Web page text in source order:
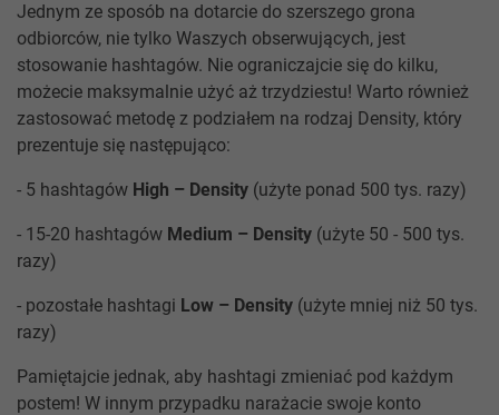
Jednym ze sposób na dotarcie do szerszego grona
odbiorców, nie tylko Waszych obserwujących, jest
stosowanie hashtagów. Nie ograniczajcie się do kilku,
możecie maksymalnie użyć aż trzydziestu! Warto również
zastosować metodę z podziałem na rodzaj Density, który
prezentuje się następująco:
- 5 hashtagów High – Density (użyte ponad 500 tys. razy)
- 15-20 hashtagów Medium – Density (użyte 50 - 500 tys.
razy)
- pozostałe hashtagi Low – Density (użyte mniej niż 50 tys.
razy)
Pamiętajcie jednak, aby hashtagi zmieniać pod każdym
postem! W innym przypadku narażacie swoje konto